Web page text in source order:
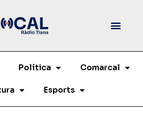
Política Comarcal
Esports